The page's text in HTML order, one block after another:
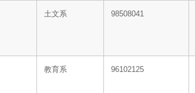
土文系 98508041
教育系 96102125